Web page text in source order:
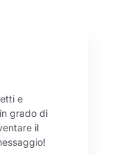
e
grado di
il